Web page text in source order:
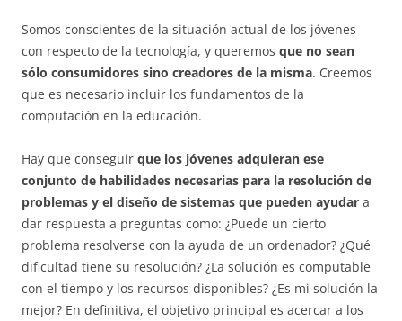
Somos conscientes de la situación actual de los jóvenes
con respecto de la tecnología, y queremos que no sean
sólo consumidores sino creadores de la misma. Creemos
que es necesario incluir los fundamentos de la
computación en la educación.
Hay que conseguir que los jóvenes adquieran ese
conjunto de habilidades necesarias para la resolución de
problemas y el diseño de sistemas que pueden ayudar a
dar respuesta a preguntas como: ¿Puede un cierto
problema resolverse con la ayuda de un ordenador? ¿Qué
dificultad tiene su resolución? ¿La solución es computable
con el tiempo y los recursos disponibles? ¿Es mi solución la
mejor? En definitiva, el objetivo principal es acercar a los